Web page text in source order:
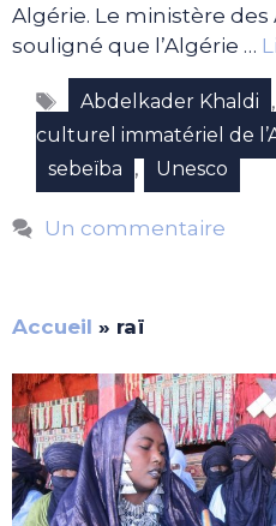
Algérie. Le ministère des
souligné que l’Algérie …
Étiquettes
Abdelkader Khaldi ,
culturel immatériel de
sebeïba , Unesco
Un commentaire
Accueil » raï